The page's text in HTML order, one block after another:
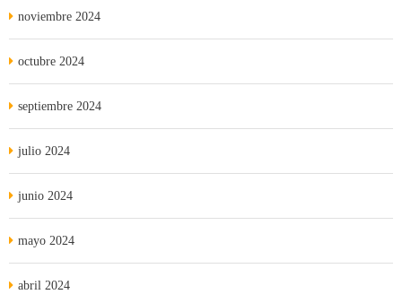
noviembre 2024
octubre 2024
septiembre 2024
julio 2024
junio 2024
mayo 2024
abril 2024